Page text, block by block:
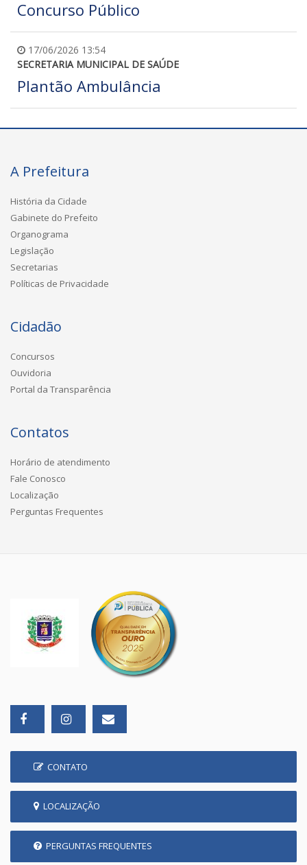
Concurso Público
17/06/2026 13:54
SECRETARIA MUNICIPAL DE SAÚDE
Plantão Ambulância
A Prefeitura
História da Cidade
Gabinete do Prefeito
Organograma
Legislação
Secretarias
Políticas de Privacidade
Cidadão
Concursos
Ouvidoria
Portal da Transparência
Contatos
Horário de atendimento
Fale Conosco
Localização
Perguntas Frequentes
CONTATO
LOCALIZAÇÃO
PERGUNTAS FREQUENTES